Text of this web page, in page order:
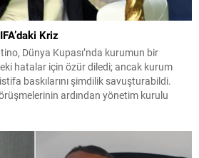
Kriz
Dünya Kupası’nda kurumun bir
hatalar için özür diledi; ancak kurum
baskılarını şimdilik savuşturabildi.
ardından yönetim kurulu
teşvik tekliflerinin ortaya çıkışı, yoğun